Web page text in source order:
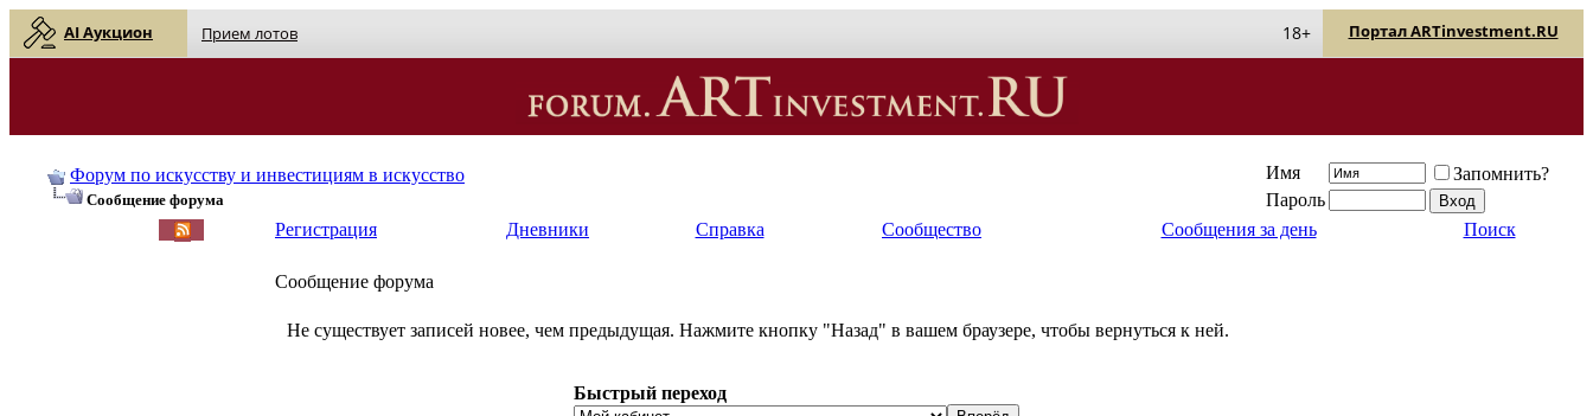
AI Аукцион Прием лотов Портал ARTinvestment.RU
18+
Форум по искусству и инвестициям в искусство
Сообщение форума
Имя
Запомнить?
Пароль
Регистрация
Дневники Справка Сообщество Сообщения за день Поиск
Сообщение форума
Не существует записей новее, чем предыдущая. Нажмите кнопку "Назад" в вашем браузере, чтобы вернуться к ней.
Быстрый переход